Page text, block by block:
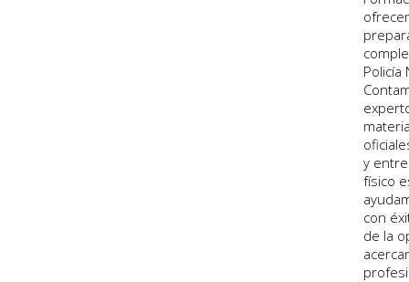
Policía
y
físico
con
de la